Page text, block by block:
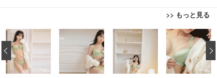
>> もっと見る
[EdoErgo] オフィスチェア 椅子 テレワーク 疲れな
い 跳ね上げ式アームレスト コンパクト 約105度ロッ
キング pc 事務椅子 360度回転 座面昇降 強化ナイロ
ン樹脂ベース 通気性メッシュ 在宅ワーク H-WY01
(黒網+黒枠+黒足)
￥5,699
EIZO ビジネス向けプレミアムモニター | FlexScan
EV3240X-WT | 31.5型4K UHD・USB Type-C・ホワ
イト
￥105,595
Amazonベーシック ペットシーツ 薄型 レギュラー 1
回使い捨て 無香料 ホワイト 300枚
￥3,373
‹